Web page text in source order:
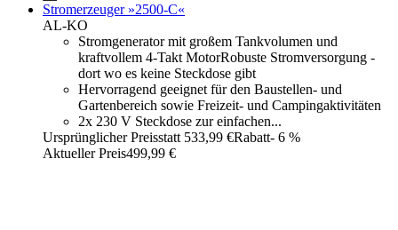
Stromerzeuger »2500-C«
AL-KO
Stromgenerator mit großem Tankvolumen und
kraftvollem 4-Takt MotorRobuste Stromversorgung -
dort wo es keine Steckdose gibt
Hervorragend geeignet für den Baustellen- und
Gartenbereich sowie Freizeit- und Campingaktivitäten
2x 230 V Steckdose zur einfachen...
Ursprünglicher Preisstatt 533,99 €Rabatt- 6 %
Aktueller Preis499,99 €